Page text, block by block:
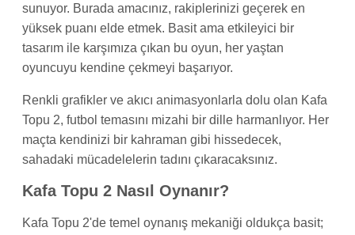
sunuyor. Burada amacınız, rakiplerinizi geçerek en
yüksek puanı elde etmek. Basit ama etkileyici bir
tasarım ile karşımıza çıkan bu oyun, her yaştan
oyuncuyu kendine çekmeyi başarıyor.
Renkli grafikler ve akıcı animasyonlarla dolu olan Kafa
Topu 2, futbol temasını mizahi bir dille harmanlıyor. Her
maçta kendinizi bir kahraman gibi hissedecek,
sahadaki mücadelelerin tadını çıkaracaksınız.
Kafa Topu 2 Nasıl Oynanır?
Kafa Topu 2'de temel oynanış mekaniği oldukça basit;